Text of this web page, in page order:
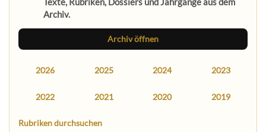
Archiv.
Archiv öffnen
2026 2025 2024 2023
2022 2021 2020 2019
Rubriken durchsuchen